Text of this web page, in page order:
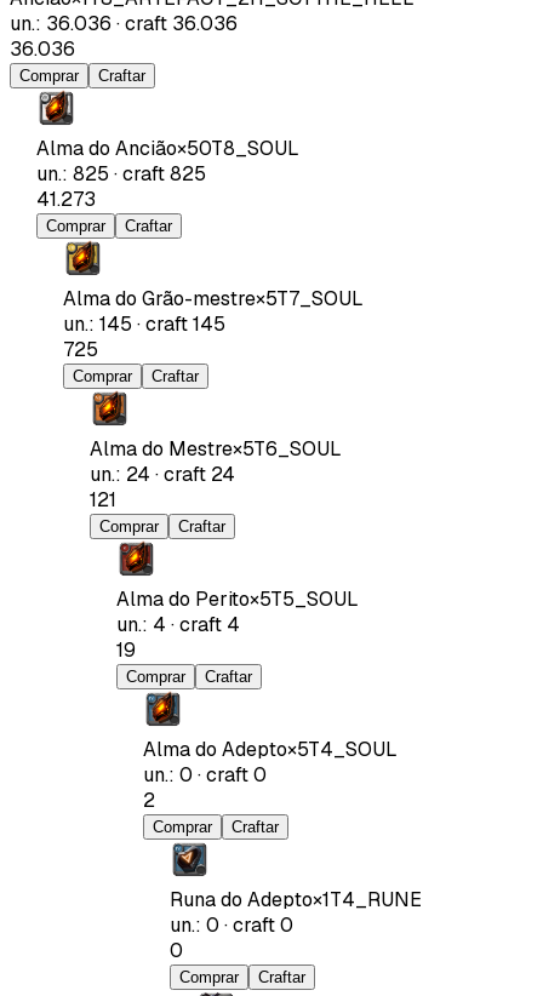
un.: 36.036 ·craft 36.036
36.036
Comprar Craftar
Alma do Ancião×50T8_SOUL
un.: 825 ·craft825
41.273
Comprar Craftar
Alma do Grão-mestre×5T7_SOUL
un.: 145 ·craft145
725
Comprar Craftar
Alma do Mestre×5T6_SOUL
un.: 24 ·craft 24
121
Comprar Craftar
Alma do Perito×5T5_SOUL
un.: 4 ·craft 4
19
Comprar Craftar
Alma do Adepto×5T4_SOUL
un.: 0 ·craft0
2
Comprar Craftar
Runa do Adepto×1T4_RUNE
un.: 0 ·craft0
0
Comprar Craftar